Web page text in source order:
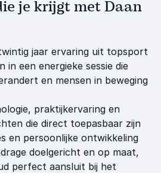
je krijgt met Daan
jaar ervaring uit topsport
in een energieke sessie die
en mensen in beweging
praktijkervaring en
die direct toepasbaar zijn
en persoonlijke ontwikkeling
doelgericht en op maat,
perfect aansluit bij het